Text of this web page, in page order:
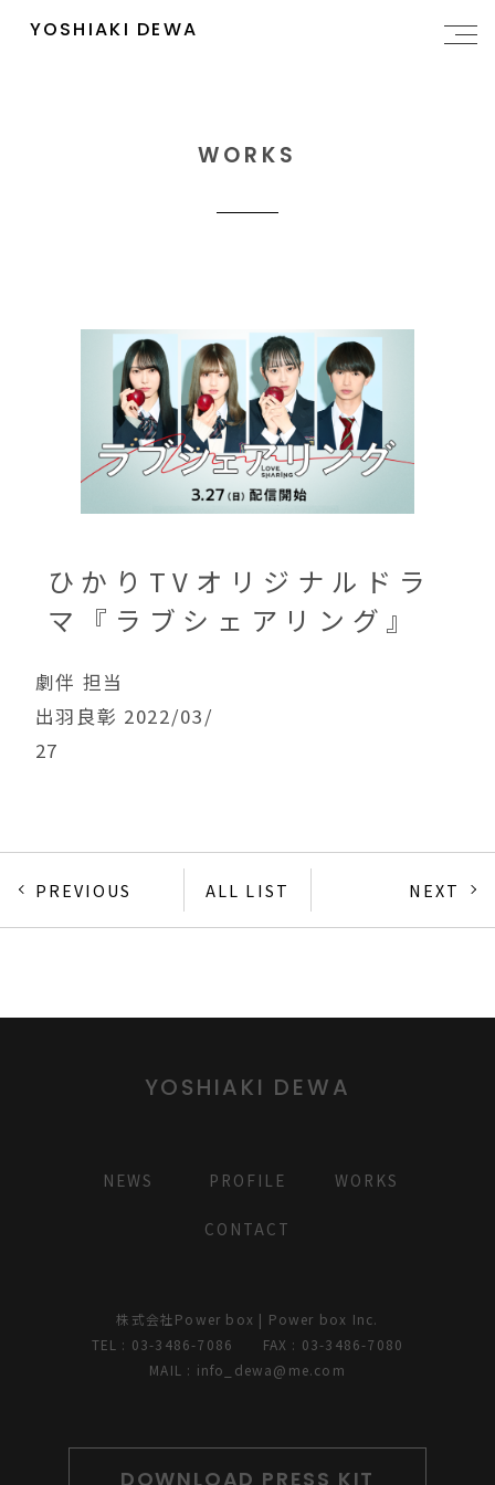
YOSHIAKI DEWA
WORKS
ひかりTVオリジナルドラ
マ『ラブシェアリング』
劇伴 担当
出羽良彰 2022/03/
27
PREVIOUS ALL LIST NEXT
YOSHIAKI DEWA
NEWS PROFILE WORKS
CONTACT
株式会社Power box | Power box Inc.
TEL : 03-3486-7086 FAX : 03-3486-7080
MAIL : info_dewa@me.com
DOWNLOAD PRESS KIT